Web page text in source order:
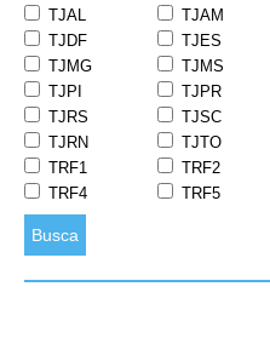
TJAL
TJAM
TJDF
TJES
TJMG
TJMS
TJPI
TJPR
TJRS
TJSC
TJRN
TJTO
TRF1
TRF2
TRF4
TRF5
Busca